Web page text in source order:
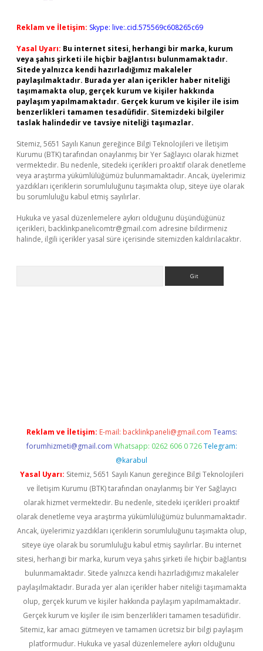
Reklam ve İletişim: Skype: live:.cid.575569c608265c69
Yasal Uyarı: Bu internet sitesi, herhangi bir marka, kurum
veya şahıs şirketi ile hiçbir bağlantısı bulunmamaktadır.
Sitede yalnızca kendi hazırladığımız makaleler
paylaşılmaktadır. Burada yer alan içerikler haber niteliği
taşımamakta olup, gerçek kurum ve kişiler hakkında
paylaşım yapılmamaktadır. Gerçek kurum ve kişiler ile isim
benzerlikleri tamamen tesadüfidir. Sitemizdeki bilgiler
taslak halindedir ve tavsiye niteliği taşımazlar.
Sitemiz, 5651 Sayılı Kanun gereğince Bilgi Teknolojileri ve İletişim
Kurumu (BTK) tarafından onaylanmış bir Yer Sağlayıcı olarak hizmet
vermektedir. Bu nedenle, sitedeki içerikleri proaktif olarak denetleme
veya araştırma yükümlülüğümüz bulunmamaktadır. Ancak, üyelerimiz
yazdıkları içeriklerin sorumluluğunu taşımakta olup, siteye üye olarak
bu sorumluluğu kabul etmiş sayılırlar.
Hukuka ve yasal düzenlemelere aykırı olduğunu düşündüğünüz
içerikleri, backlinkpanelicomtr@gmail.com adresine bildirmeniz
halinde, ilgili içerikler yasal süre içerisinde sitemizden kaldırılacaktır.
Reklam ve İletişim: E-mail: backlinkpaneli@gmail.com Teams:
forumhizmeti@gmail.com Whatsapp: 0262 606 0 726 Telegram:
@karabul
Yasal Uyarı: Sitemiz, 5651 Sayılı Kanun gereğince Bilgi Teknolojileri
ve İletişim Kurumu (BTK) tarafından onaylanmış bir Yer Sağlayıcı
olarak hizmet vermektedir. Bu nedenle, sitedeki içerikleri proaktif
olarak denetleme veya araştırma yükümlülüğümüz bulunmamaktadır.
Ancak, üyelerimiz yazdıkları içeriklerin sorumluluğunu taşımakta olup,
siteye üye olarak bu sorumluluğu kabul etmiş sayılırlar. Bu internet
sitesi, herhangi bir marka, kurum veya şahıs şirketi ile hiçbir bağlantısı
bulunmamaktadır. Sitede yalnızca kendi hazırladığımız makaleler
paylaşılmaktadır. Burada yer alan içerikler haber niteliği taşımamakta
olup, gerçek kurum ve kişiler hakkında paylaşım yapılmamaktadır.
Gerçek kurum ve kişiler ile isim benzerlikleri tamamen tesadüfidir.
Sitemiz, kar amacı gütmeyen ve tamamen ücretsiz bir bilgi paylaşım
platformudur. Hukuka ve yasal düzenlemelere aykırı olduğunu